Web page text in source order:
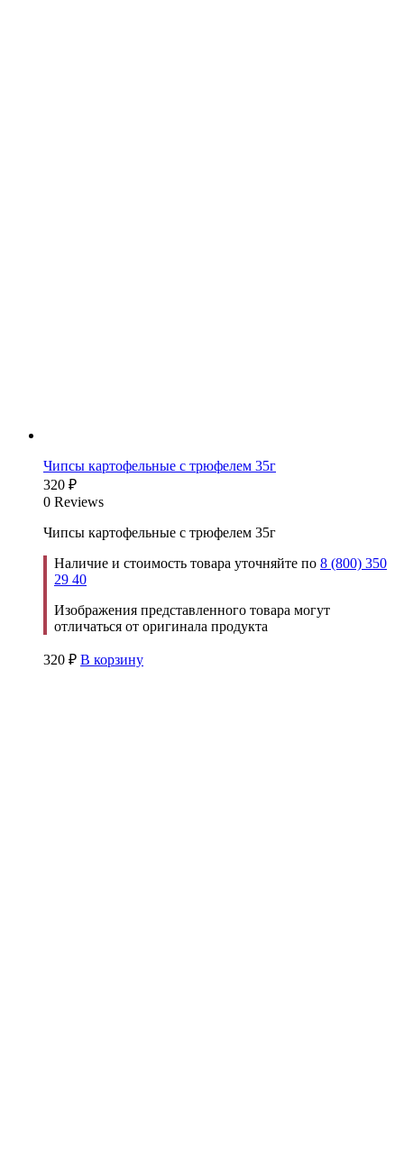
Чипсы картофельные с трюфелем 35г
320 ₽
0 Reviews
Чипсы картофельные с трюфелем 35г
Наличие и стоимость товара уточняйте по 8 (800) 350
29 40
Изображения представленного товара могут
отличаться от оригинала продукта
320 ₽ В корзину